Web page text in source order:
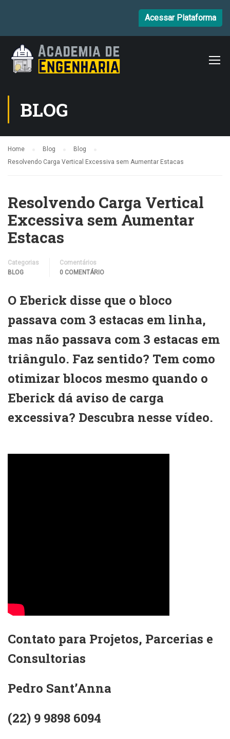
Acessar Plataforma
BLOG
Home Blog
Blog
Resolvendo Carga Vertical Excessiva sem Aumentar Estacas
Resolvendo Carga Vertical
Excessiva sem Aumentar
Estacas
Categorias
BLOG
Comentários
0 COMENTÁRIO
O Eberick disse que o bloco
passava com 3 estacas em linha,
mas não passava com 3 estacas em
triângulo. Faz sentido? Tem como
otimizar blocos mesmo quando o
Eberick dá aviso de carga
excessiva? Descubra nesse vídeo.
Contato para Projetos, Parcerias e
Consultorias
Pedro Sant’Anna
(22) 9 9898 6094